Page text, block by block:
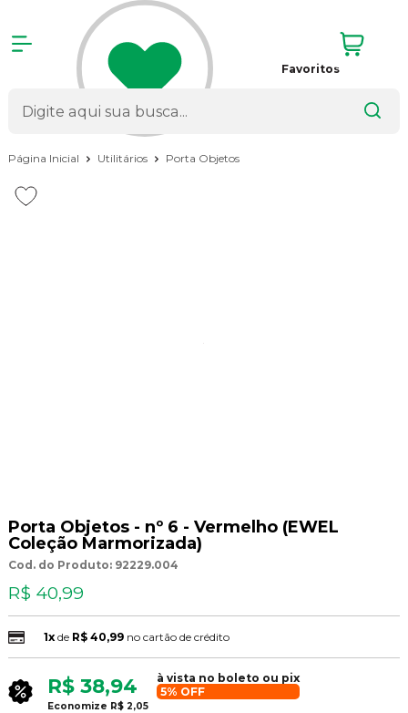
Favoritos
Página Inicial Utilitários Porta Objetos
Porta Objetos - nº 6 - Vermelho (EWEL
Coleção Marmorizada)
Cod. do Produto: 92229.004
R$ 40,99
1xde R$ 40,99 no cartão de crédito
R$ 38,94
à vista no boleto ou pix
5% OFF
Economize R$ 2,05